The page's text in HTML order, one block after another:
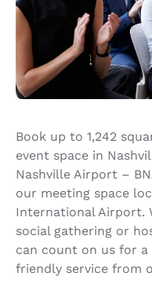
Book up to 1,242
event space in
Nashville Airport –
our meeting space
International Airport.
social gathering or
can count on us for a
friendly service from